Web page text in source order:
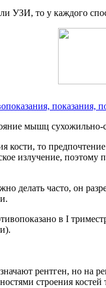
УЗИ, то у каждого
показания,
мышц сухожильно-
кости, то
излучение,
делать часто, он
в I
рентген, но на
строения